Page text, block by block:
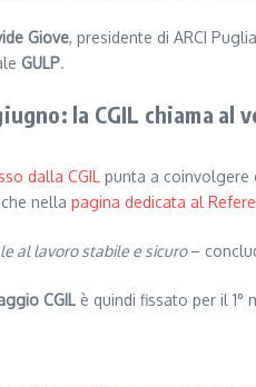
Giove, presidente di ARCI
GULP.
la CGIL chiama al
dalla CGIL punta a coinvolgere
nella pagina dedicata al
al lavoro stabile e sicuro–
CGIL è quindi fissato per il